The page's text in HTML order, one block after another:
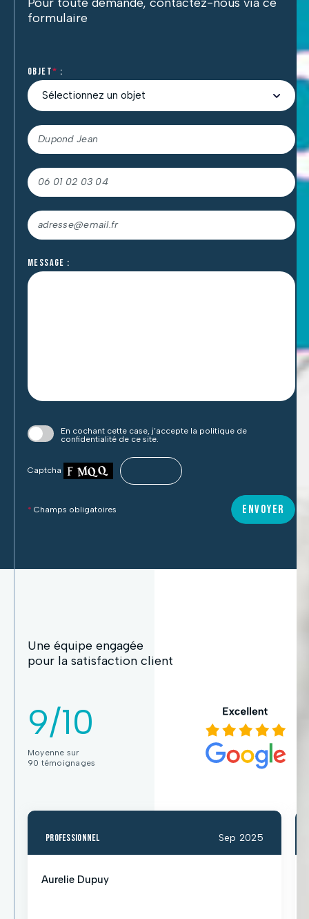
formulaire
Objet* :
Veuillez
laisser
Message :
En cochant cette case, j’accepte la politique de
confidentialité de ce site.
Captcha
* Champs obligatoires ENVOYER
Nous vous remercions de l’intérêt porté.
Nos experts reviendront vers vous dans les plus brefs
Une équipe engagée
pour la satisfaction client
9/10
Moyenne sur
90 témoignages
professionnel Sep 2025
Aurelie Dupuy